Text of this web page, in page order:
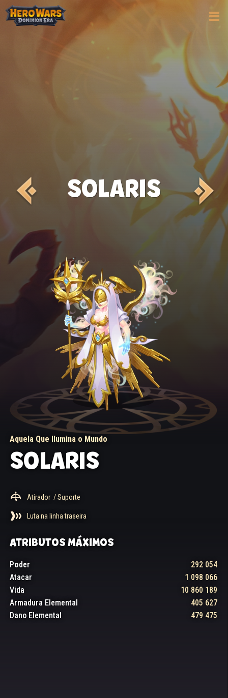
SOLARIS
Aquela Que Ilumina o Mundo
SOLARIS
Atirador / Suporte
Luta na linha traseira
ATRIBUTOS MÁXIMOS
Poder
292 054
Atacar
1 098 066
Vida
10 860 189
Armadura Elemental
405 627
Dano Elemental
479 475